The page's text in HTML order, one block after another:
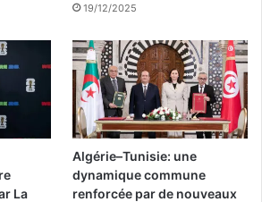
19/12/2025
La
Algérie–Tunisie: une
dynamique commune
renforcée par de nouveaux